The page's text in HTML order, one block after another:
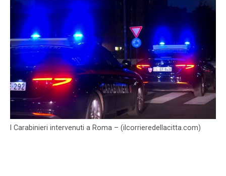
I Carabinieri intervenuti a Roma – (ilcorrieredellacitta.com)